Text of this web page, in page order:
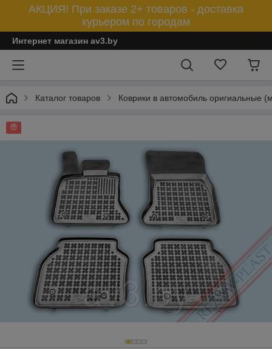
АКЦИЯ! При заказе 2+ товаров - доставка
курьером по городам
Интернет магазин av3.by
Каталог товаров Коврики в автомобиль оригиальные